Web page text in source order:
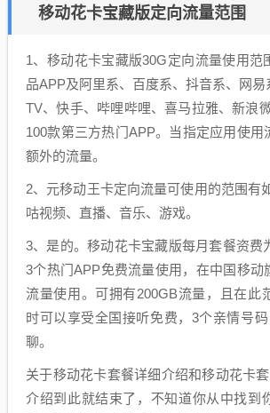
移动花卡宝藏版定向流量范围
1、移动花卡宝藏版30G定向流量使用范
品APP及阿里系、百度系、抖音系、网
TV、快手、哔哩哔哩、喜马拉雅、新浪
100款第三方热门APP。当指定应用使用
额外的流量。
2、元移动王卡定向流量可使用的范围有
咕视频、直播、音乐、游戏。
3、是的。移动花卡宝藏版每月套餐资费
3个热门APP免费流量使用，在中国移动
流量使用。可拥有200GB流量，且在此
时可以享受全国接听免费，3个亲情号
聊。
关于移动花卡套餐详细介绍和移动花卡
介绍到此就结束了，不知道你从中找到